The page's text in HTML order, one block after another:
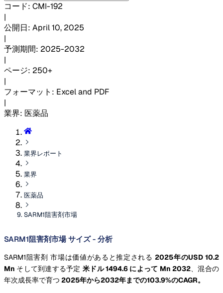
コード: CMI-192
|
公開日: April 10, 2025
|
予測期間: 2025-2032
|
ページ: 250+
|
フォーマット : Excel and PDF
|
業界: 医薬品
業界レポート
業界
医薬品
SARM1阻害剤市場
SARM1阻害剤市場 サイズ - 分析
SARM1阻害剤 市場は価値があると推定される2025年のUSD 10.2
Mn そして到達する予定 米ドル 1494.6 によって Mn 2032、混合の
年次成長率で育つ 2025年から2032年までの103.9%のCAGR。